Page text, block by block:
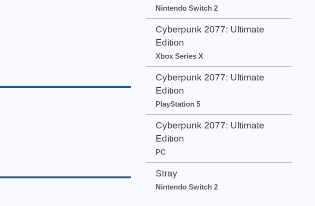
Nintendo Switch 2
Cyberpunk 2077: Ultimate
Edition
Xbox Series X
Cyberpunk 2077: Ultimate
Edition
PlayStation 5
Cyberpunk 2077: Ultimate
Edition
PC
Stray
Nintendo Switch 2